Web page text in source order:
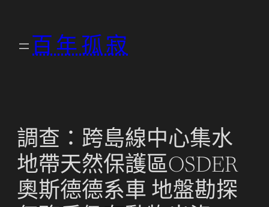
百年孤寂
調查：跨島線中心集水
地帶天然保護區OSDER
奧斯德德系車 地盤勘探